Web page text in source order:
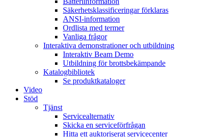
Säkerhetsklassificeringar förklaras
ANSI-information
Ordlista med termer
Vanliga frågor
Interaktiva demonstrationer och utbildning
Interaktiv Beam Demo
Utbildning för brottsbekämpande
Katalogbibliotek
Se produktkataloger
Video
Stöd
Tjänst
Servicealternativ
Skicka en serviceförfrågan
Hitta ett auktoriserat servicecenter